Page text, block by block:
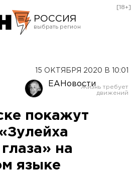
РОССИЯ
Оренбург
[18+]
15 ОКТЯБРЯ 2020 В 10:01
ЕАНовости
покажут
на
языке